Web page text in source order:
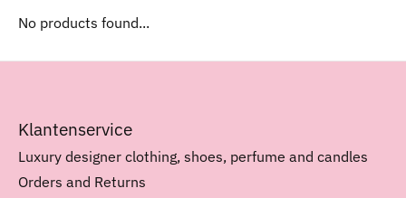
No products found...
Klantenservice
Luxury designer clothing, shoes, perfume and candles
Orders and Returns